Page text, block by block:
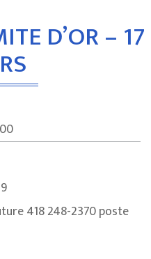
D’OR – 17
418 248-2370 poste